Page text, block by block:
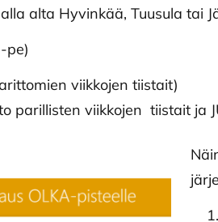
alta Hyvinkää, Tuusula tai
pe)
viikkojen tiistait)
parillisten viikkojen tiistait ja